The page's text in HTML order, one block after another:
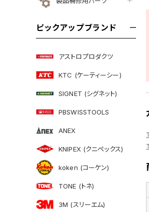
ピックアップブランド
アストロプロダクツ
KTC (ケーティーシー)
SIGNET (シグネット)
PBSWISSTOOLS
ANEX
KNIPEX (クニペックス)
koken (コーケン)
TONE (トネ)
3M (スリーエム)